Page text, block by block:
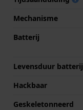
Mechanisme
Batterij
Levensduur batterij
Hackbaar
Geskeletonneerd